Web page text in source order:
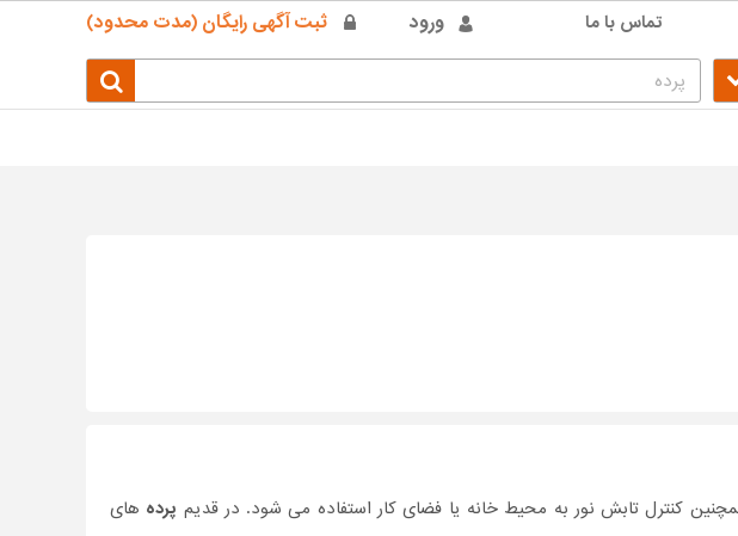
ورود ثبت آگهی رایگان (مدت محدود) تماس با ما
کنترل تابش نور به محیط خانه یا فضای کار استفاده می شود. در قدیم پرده های